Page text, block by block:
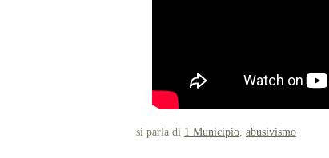
si parla di 1 Municipio abusivismo